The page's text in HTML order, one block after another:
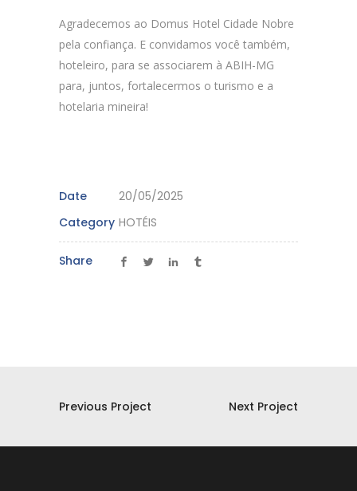
Agradecemos ao Domus Hotel Cidade Nobre
pela confiança. E convidamos você também,
hoteleiro, para se associarem à ABIH-MG
para, juntos, fortalecermos o turismo e a
hotelaria mineira!
Date
20/05/2025
Category HOTÉIS
Share
Previous Project Next Project